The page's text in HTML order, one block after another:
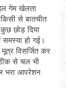
गेम खेलता
से बातचीत
छोड़ दिया
हो गई।
विसर्जित कर
से चल भी
भरा आपरेशन